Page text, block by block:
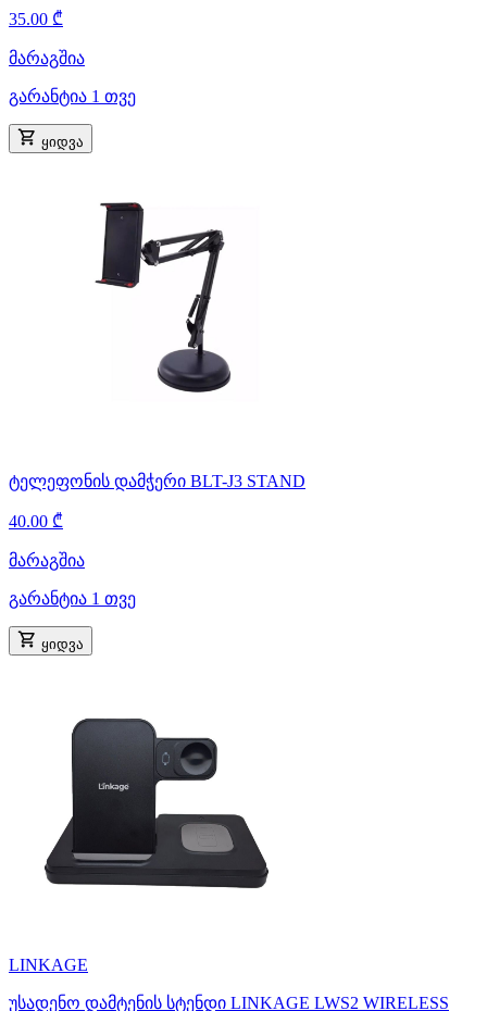
35.00 ₾
მარაგშია
გარანტია 1 თვე
ყიდვა
ტელეფონის დამჭერი BLT-J3 STAND
40.00 ₾
მარაგშია
გარანტია 1 თვე
ყიდვა
LINKAGE
უსადენო დამტენის სტენდი LINKAGE LWS2 WIRELESS